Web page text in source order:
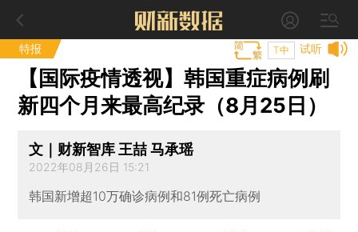
特报 试听
T中
【国际疫情透视】韩国重症病例刷
新四个月来最高纪录（8月25日）
文｜财新智库 王喆 马承瑶
2022年08月26日 15:21
韩国新增超10万确诊病例和81例死亡病例